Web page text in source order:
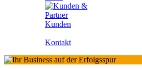
Kunden
Kontakt